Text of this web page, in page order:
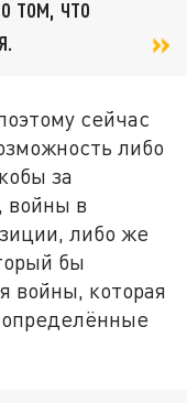
том, что
сейчас
либо
за
войны в
либо же
бы
войны, которая